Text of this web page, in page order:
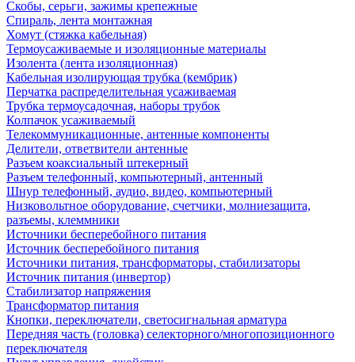
Скобы, серьги, зажимы крепежные
Спираль, лента монтажная
Хомут (стяжка кабельная)
Термоусаживаемые и изоляционные материалы
Изолента (лента изоляционная)
Кабельная изолирующая трубка (кембрик)
Перчатка распределительная усаживаемая
Трубка термоусадочная, наборы трубок
Колпачок усаживаемый
Телекоммуникационные, антенные компоненты
Делители, ответвители антенные
Разъем коаксиальный штекерный
Разъем телефонный, компьютерный, антенный
Шнур телефонный, аудио, видео, компьютерный
Низковольтное оборудование, счетчики, молниезащита,
разъемы, клеммники
Источники бесперебойного питания
Источник бесперебойного питания
Источники питания, трансформаторы, стабилизаторы
Источник питания (инвертор)
Стабилизатор напряжения
Трансформатор питания
Кнопки, переключатели, светосигнальная арматура
Передняя часть (головка) селекторного/многопозиционного
переключателя